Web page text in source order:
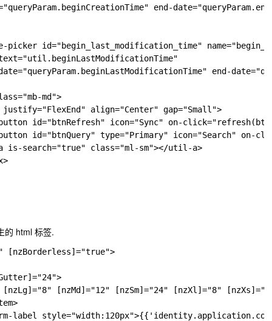
end-
picker id="begin_last_modification_time"
end-
md">
align="Center" gap="Small">
id="btnRefresh" icon="Sync" on-
button id="btnQuery" type="Primary"
is-search="true" class="ml-sm"></util-a>
的 html 标签.
[nzBorderless]="true">
[nzMd]="12" [nzSm]="24" [nzXl]="8"
label